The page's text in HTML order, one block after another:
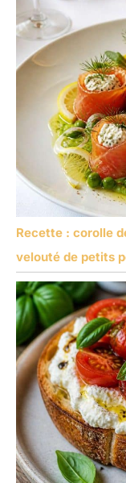
Recette : corolle
velouté de petits